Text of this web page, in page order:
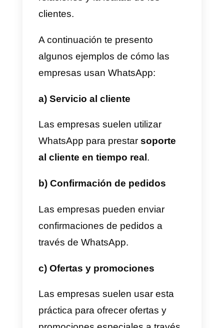
¿Cómo utilizan WhatsApp
las empresas?
Las empresas usualmente se
uso de WhatsApp. Dichas
empresas pueden usar
mensajes de texto, audio y video,
así como documentos y fotos.
Gracias a esto cualquier
emprendedor o negocio se
comunica con sus clientes de
forma rápida y segura, estas
funcionalidades fortalecen las